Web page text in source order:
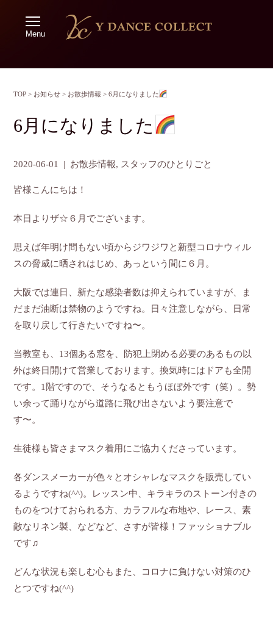
Menu
TOP > お知らせ > お散歩情報 >6月になりました
6月になりました
2020-06-01 | お散歩情報, スタッフのひとりごと
皆様こんにちは！
本日よりザ☆６月でございます。
思えば年明け間もない頃からジワジワと新型コロナウィル
スの脅威に晒されはじめ、あっという間に６月。
大阪では連日、新たな感染者数は抑えられていますが、ま
だまだ油断は禁物のようですね。日々注意しながら、日常
を取り戻して行きたいですね〜。
当教室も、13個ある窓を、防犯上閉める必要のあるもの以
外は終日開けて営業しております。換気時にはドアも全開
です。1階ですので、そうなるともうほぼ外です（笑）。勢
い余って踊りながら道路に飛び出さないよう要注意で
す〜。
生徒様も皆さまマスク着用にご協力くださっています。
各ダンスメーカーが色々とオシャレなマスクを販売してい
るようですね(^^)。レッスン中、キラキラのストーン付きの
ものをつけておられる方、カラフルな布地や、レース、素
敵なリネン製、などなど、さすが皆様！ファッショナブル
です♫
どんな状況も楽しむ心もまた、コロナに負けない対策のひ
とつですね(^^)